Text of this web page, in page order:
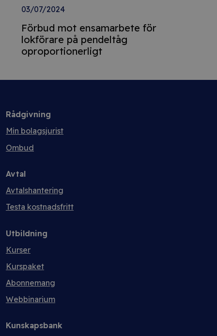
03/07/2024
Förbud mot ensamarbete för
lokförare på pendeltåg
oproportionerligt
Rådgivning
Min bolagsjurist
Ombud
Avtal
Avtalshantering
Testa kostnadsfritt
Utbildning
Kurser
Kurspaket
Abonnemang
Webbinarium
Kunskapsbank